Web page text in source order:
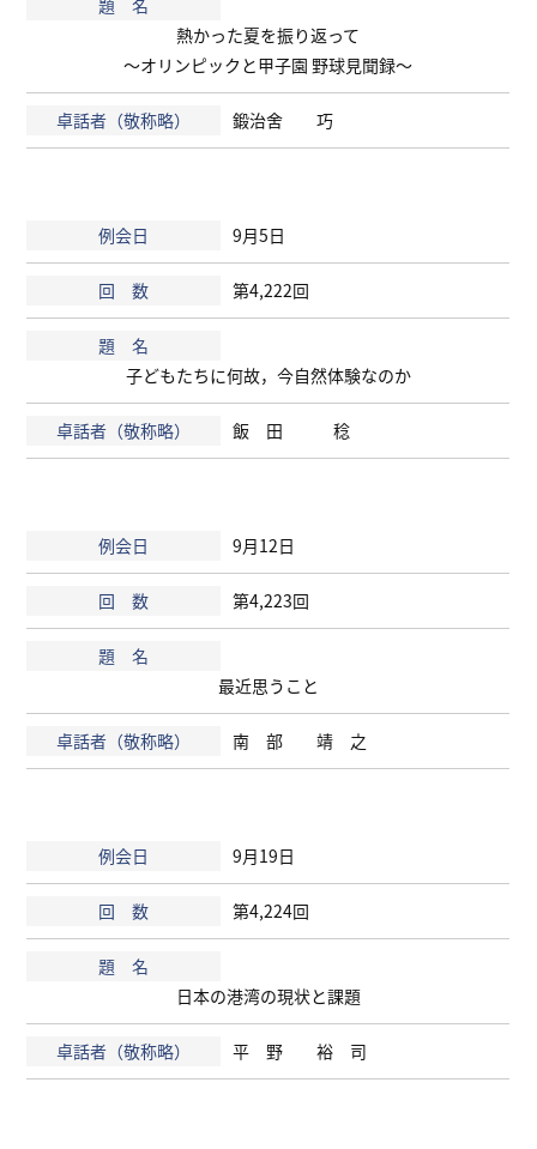
熱かった夏を振り返って
～オリンピックと甲子園 野球見聞録～
鍛治舍 巧
9月5日
第4,222回
子どもたちに何故，今自然体験なのか
飯 田 稔
9月12日
第4,223回
最近思うこと
南 部 靖 之
9月19日
第4,224回
日本の港湾の現状と課題
平 野 裕 司